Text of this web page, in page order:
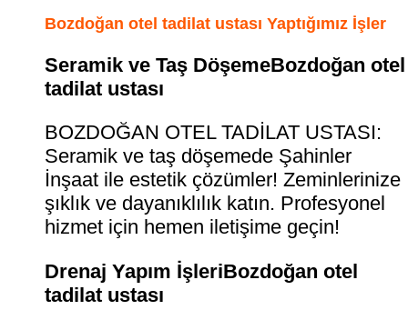
Bozdoğan otel tadilat ustası Yaptığımız İşler
Seramik ve Taş DöşemeBozdoğan otel
tadilat ustası
BOZDOĞAN OTEL TADİLAT USTASI:
Seramik ve taş döşemede Şahinler
İnşaat ile estetik çözümler! Zeminlerinize
şıklık ve dayanıklılık katın. Profesyonel
hizmet için hemen iletişime geçin!
Drenaj Yapım İşleriBozdoğan otel
tadilat ustası